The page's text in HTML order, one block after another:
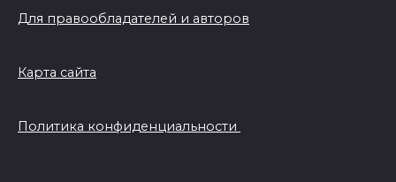
Для правообладателей и авторов
Карта сайта
Политика конфиденциальности